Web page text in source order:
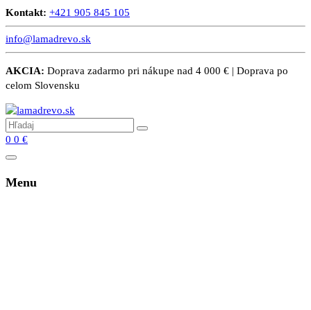
Kontakt: +421 905 845 105
info@lamadrevo.sk
AKCIA: Doprava zadarmo pri nákupe nad 4 000 € | Doprava po
celom Slovensku
0 0 €
Menu